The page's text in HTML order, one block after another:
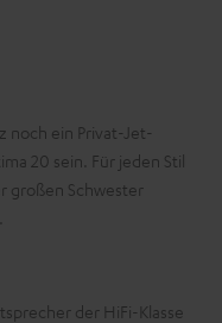
noch ein Privat-Jet-
20 sein. Für jeden Stil
großen Schwester
der HiFi-Klasse